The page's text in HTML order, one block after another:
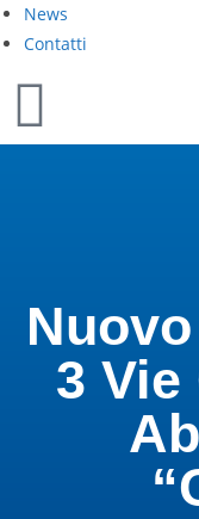
News
Contatti
3 Vie